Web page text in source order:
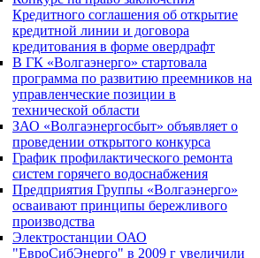
Кредитного соглашения об открытие
кредитной линии и договора
кредитования в форме овердрафт
В ГК «Волгаэнерго» стартовала
программа по развитию преемников на
управленческие позиции в
технической области
ЗАО «Волгаэнергосбыт» объявляет о
проведении открытого конкурса
График профилактического ремонта
систем горячего водоснабжения
Предприятия Группы «Волгаэнерго»
осваивают принципы бережливого
производства
Электростанции ОАО
"ЕвроСибЭнерго" в 2009 г увеличили